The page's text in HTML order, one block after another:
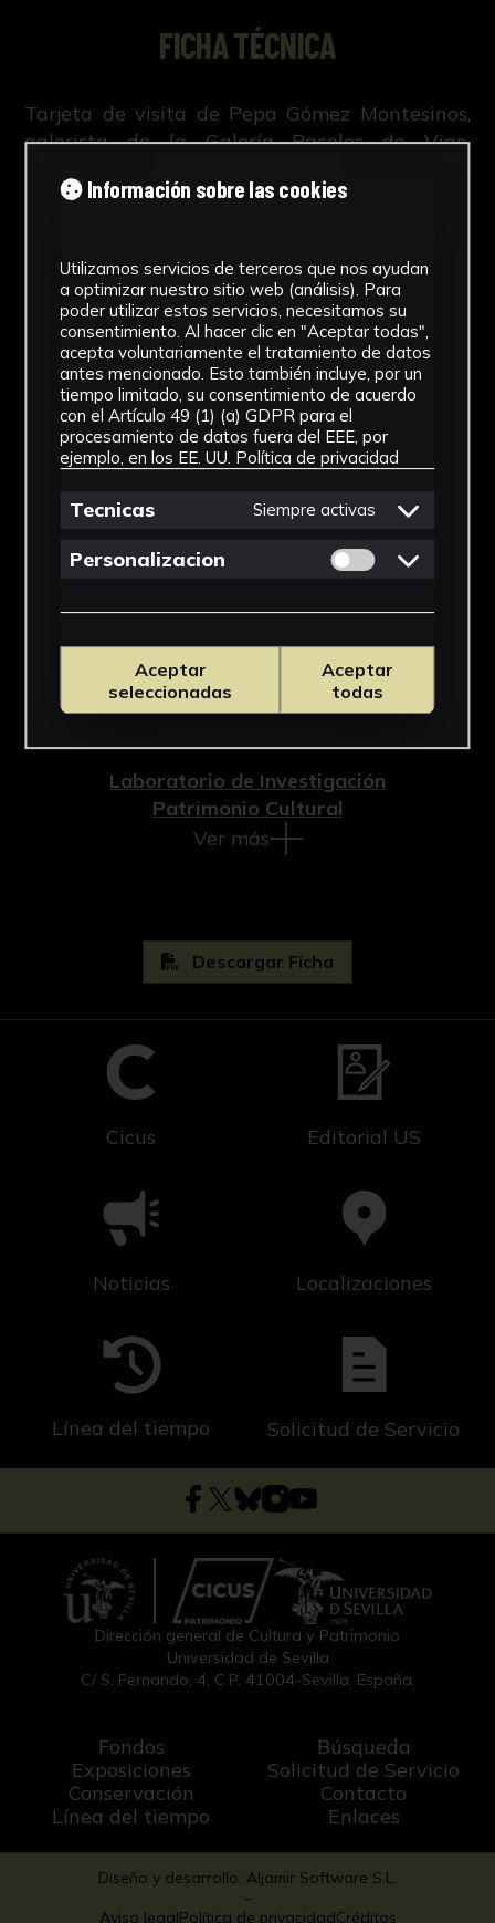
FICHA TÉCNICA
Tarjeta de visita de Pepa Gómez Montesinos,
galerista de la Galería Bacelos de Vigo,
NºCatálogo
FGD-04-0XX-080
Tipología
Documento
Cronología
2017
Técnica
Materiales
Cartulina
Laboratorio de Investigación
Patrimonio Cultural
Ver más
Descargar Ficha
Cicus Editorial US
Noticias Localizaciones
Línea del tiempo Solicitud de Servicio
Dirección general de Cultura y Patrimonio
Universidad de Sevilla
C/ S. Fernando, 4, C.P. 41004-Sevilla, España.
Fondos
Exposiciones
Conservación
Línea del tiempo
Búsqueda
Solicitud de Servicio
Contacto
Enlaces
Diseño y desarrollo: Aljamir Software S.L.
-
Aviso legalPolítica de privacidadCréditos
Información sobre las cookies
Utilizamos servicios de terceros que nos ayudan
a optimizar nuestro sitio web (análisis). Para
poder utilizar estos servicios, necesitamos su
consentimiento. Al hacer clic en "Aceptar todas",
acepta voluntariamente el tratamiento de datos
antes mencionado. Esto también incluye, por un
tiempo limitado, su consentimiento de acuerdo
con el Artículo 49 (1) (a) GDPR para el
procesamiento de datos fuera del EEE, por
ejemplo, en los EE. UU. Política de privacidad
Tecnicas Siempre activas
Personalizacion Permitir cookies
Aceptar
seleccionadas
Aceptar
todas